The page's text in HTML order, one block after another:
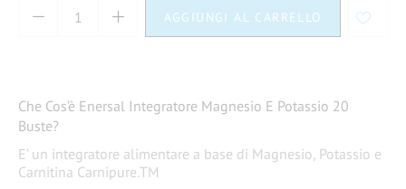
AGGIUNGI AL CARRELLO
Che Cos’è Enersal Integratore Magnesio E Potassio 20
Buste?
E’ un integratore alimentare a base di Magnesio, Potassio e
Carnitina Carnipure.TM